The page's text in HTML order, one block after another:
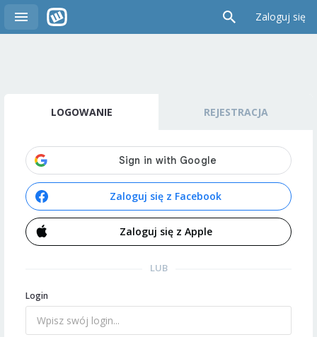
Zaloguj się
LOGOWANIE REJESTRACJA
Zaloguj się z Facebook
Zaloguj się z Apple
LUB
Login